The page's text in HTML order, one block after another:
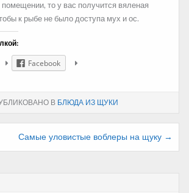
то у вас получится вяленая
к рыбе не было доступа мух и ос.
Facebook
В БЛЮДА ИЗ ЩУКИ
Самые уловистые воблеры на щуку →